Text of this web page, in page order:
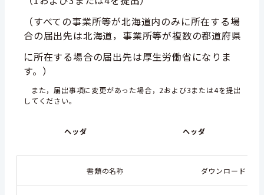
（すべての事業所等が北海道内のみに所在する場
合の届出先は北海道，事業所等が複数の都道府県
に所在する場合の届出先は厚生労働省になりま
す。）
また，届出事項に変更があった場合，2および3または4を提出
してください。
ヘッダ ヘッダ
書類の名称 ダウンロード